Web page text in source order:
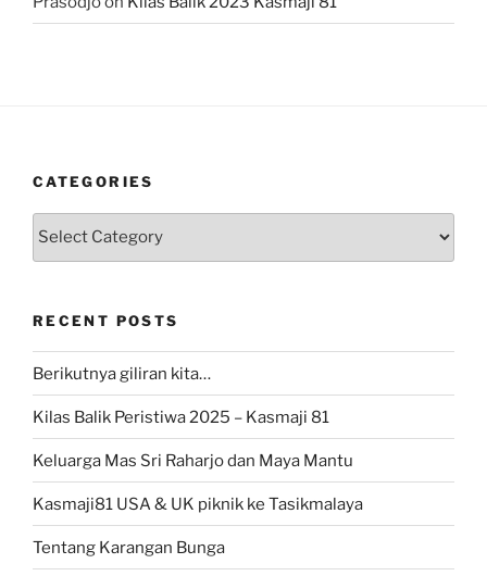
CATEGORIES
Categories
RECENT POSTS
Berikutnya giliran kita…
Kilas Balik Peristiwa 2025 – Kasmaji 81
Keluarga Mas Sri Raharjo dan Maya Mantu
Kasmaji81 USA & UK piknik ke Tasikmalaya
Tentang Karangan Bunga